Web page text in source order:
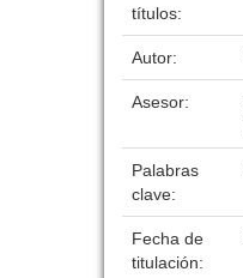
títulos:
Autor:
Asesor:
Palabras
clave:
Fecha de
titulación: